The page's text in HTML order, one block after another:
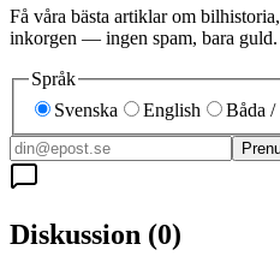
Få våra bästa artiklar om
inkorgen — ingen spam, bara guld.
Språk
Svenska
English Båda /
Diskussion (0)